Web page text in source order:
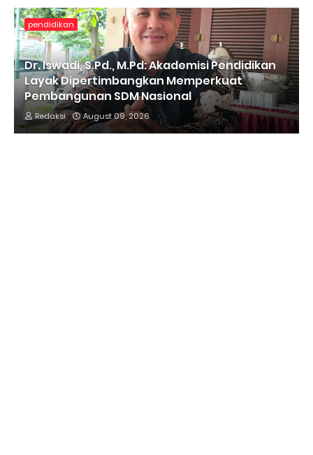
pendidikan
Dr. Iswadi, S.Pd., M.Pd: Akademisi Pendidikan
Layak Dipertimbangkan Memperkuat
Pembangunan SDM Nasional
Redaksi August 09, 2026